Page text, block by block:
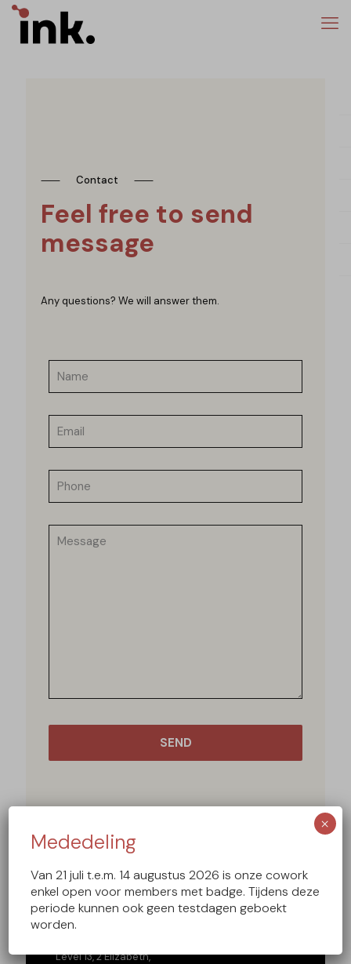
⸺ Contact ⸺
Feel free to send
message
Any questions? We will answer them.
Our address:
Level 13, 2 Elizabeth,
Mededeling
Van 21 juli t.e.m. 14 augustus 2026 is onze cowork
enkel open voor members met badge. Tijdens deze
periode kunnen ook geen testdagen geboekt
worden.
×